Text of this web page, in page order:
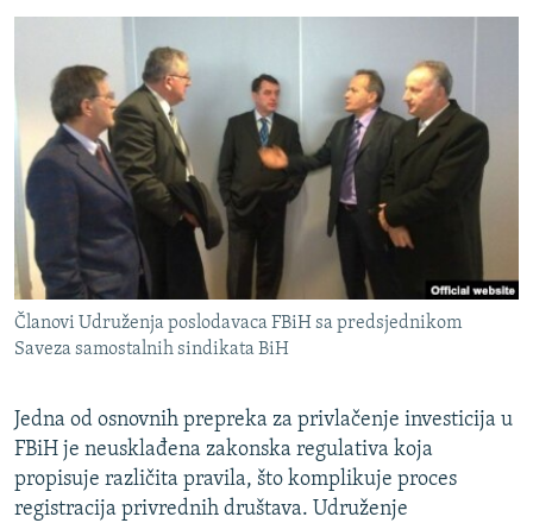
RSE PRIČE IZ SVIJETA
ISPRIČAJ MI
DNEVNO@RSE
SPECIJALI RSE
VIŠE OD NASLOVA
GENOCID U SREBRENICI
POPLAVE I KLIZIŠTA U BIH 2024.
POST SCRIPTUM
MOJA EVROPA
TRI DECENIJE OD RATA U BIH
PRATITE NAS
Članovi Udruženja poslodavaca FBiH sa predsjednikom
Saveza samostalnih sindikata BiH
Jedna od osnovnih prepreka za privlačenje investicija u
FBiH je neusklađena zakonska regulativa koja
propisuje različita pravila, što komplikuje proces
registracija privrednih društava. Udruženje